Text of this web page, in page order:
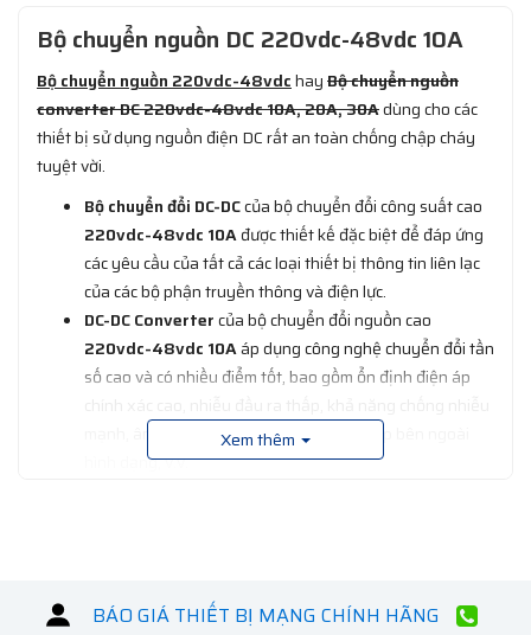
Bộ chuyển nguồn DC 220vdc-48vdc 10A
Bộ chuyển nguồn 220vdc-48vdchayBộ chuyển nguồn
converter DC 220vdc-48vdc 10A, 20A, 30Adùng cho các
thiết bị sử dụng nguồn điện DC rất an toàn chống chập cháy
tuyệt vời.
Bộ chuyển đổi DC-DCcủa bộ chuyển đổi công suất cao
220vdc-48vdc 10Ađược thiết kế đặc biệt để đáp ứng
các yêu cầu của tất cả các loại thiết bị thông tin liên lạc
của các bộ phận truyền thông và điện lực.
DC-DC Convertercủa bộ chuyển đổi nguồn cao
220vdc-48vdc 10Aáp dụng công nghệ chuyển đổi tần
số cao và có nhiều điểm tốt, bao gồm ổn định điện áp
mạnh, âm lượng nhỏ, trọng lượng nhẹ, đẹp bên ngoài
hình dạng, v.v.
Bộ chuyển nguồn DC220vdc-48vdc 10A
Xem thêm
BÁO GIÁ THIẾT BỊ MẠNG CHÍNH HÃNG